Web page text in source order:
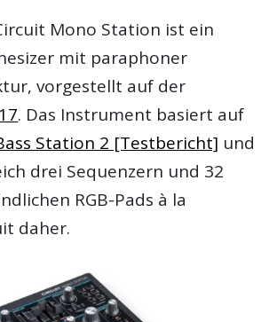
Mono Station ist ein
mit paraphoner
vorgestellt auf der
. Das Instrument basiert auf
Station 2 [Testbericht] und
drei Sequenzern und 32
RGB-Pads à la
daher.